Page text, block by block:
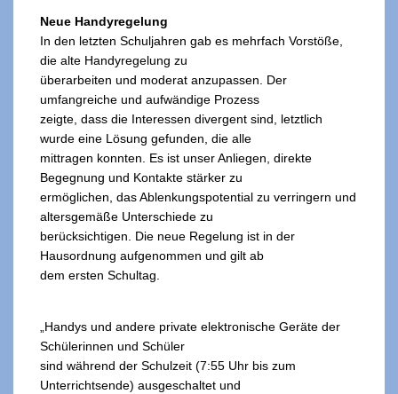
Neue Handyregelung
In den letzten Schuljahren gab es mehrfach Vorstöße,
die alte Handyregelung zu
überarbeiten und moderat anzupassen. Der
umfangreiche und aufwändige Prozess
zeigte, dass die Interessen divergent sind, letztlich
wurde eine Lösung gefunden, die alle
mittragen konnten. Es ist unser Anliegen, direkte
Begegnung und Kontakte stärker zu
ermöglichen, das Ablenkungspotential zu verringern und
altersgemäße Unterschiede zu
berücksichtigen. Die neue Regelung ist in der
Hausordnung aufgenommen und gilt ab
dem ersten Schultag.
„Handys und andere private elektronische Geräte der
Schülerinnen und Schüler
sind während der Schulzeit (7:55 Uhr bis zum
Unterrichtsende) ausgeschaltet und